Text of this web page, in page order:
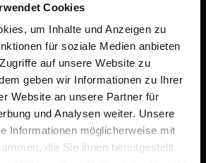
Cookies
um Inhalte und Anzeigen zu
für soziale Medien anbieten
auf unsere Website zu
geben wir Informationen zu Ihrer
Website an unsere Partner für
und Analysen weiter. Unsere
Informationen möglicherweise mit
die Sie ihnen bereitgestellt
beraten lassen
FÜR BESTATTER
Online-Portal
Kostenlos registrieren